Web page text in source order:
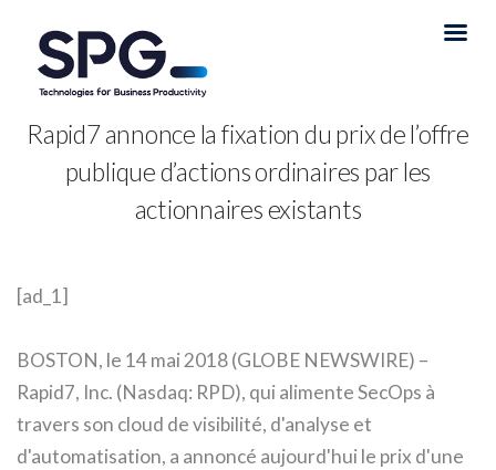
Rapid7 annonce la fixation du prix de l’offre
publique d’actions ordinaires par les
actionnaires existants
[ad_1]
BOSTON, le 14 mai 2018 (GLOBE NEWSWIRE) –
Rapid7, Inc. (Nasdaq: RPD), qui alimente SecOps à
travers son cloud de visibilité, d'analyse et
d'automatisation, a annoncé aujourd'hui le prix d'une